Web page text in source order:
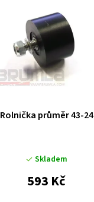
Rolnička průměr 43-24
Skladem
593 Kč